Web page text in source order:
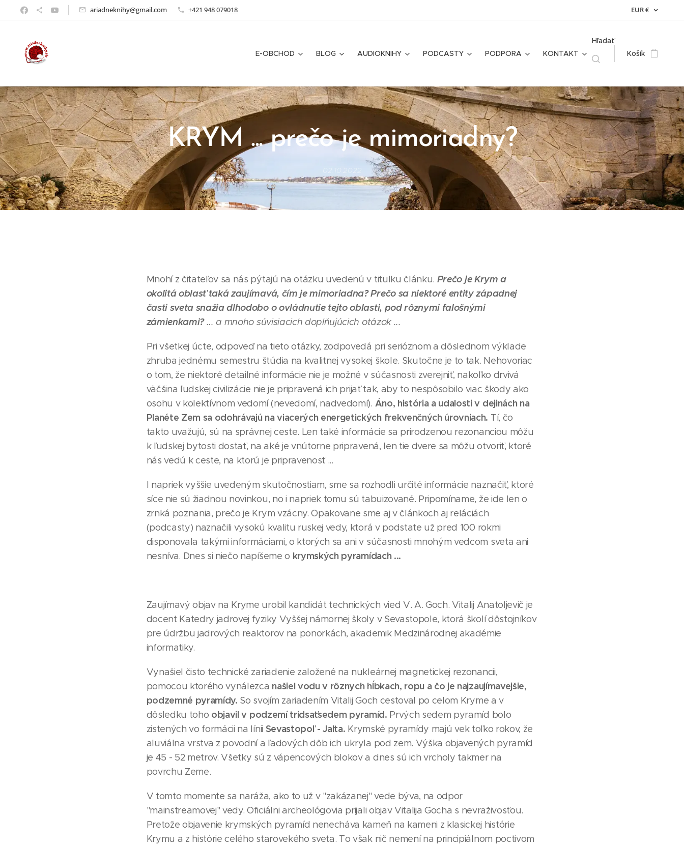
ariadneknihy@gmail.com +421 948 079018 EUR€
E-OBCHOD BLOG AUDIOKNIHY PODCASTY PODPORA KONTAKT
Hľadať
Košík
KRYM ... prečo je mimoriadny?
Mnohí z čitateľov sa nás pýtajú na otázku uvedenú v titulku článku. Prečo je Krym a
okolitá oblasť taká zaujímavá, čím je mimoriadna? Prečo sa niektoré entity západnej
časti sveta snažia dlhodobo o ovládnutie tejto oblasti, pod rôznymi falošnými
zámienkami?... a mnoho súvisiacich doplňujúcich otázok ...
Pri všetkej úcte, odpoveď na tieto otázky, zodpovedá pri serióznom a dôslednom výklade
zhruba jednému semestru štúdia na kvalitnej vysokej škole. Skutočne je to tak. Nehovoriac
o tom, že niektoré detailné informácie nie je možné v súčasnosti zverejniť, nakoľko drvivá
väčšina ľudskej civilizácie nie je pripravená ich prijať tak, aby to nespôsobilo viac škody ako
osohu v kolektívnom vedomí (nevedomí, nadvedomí). Áno, história a udalosti v dejinách na
Planéte Zem sa odohrávajú na viacerých energetických frekvenčných úrovniach. Tí, čo
takto uvažujú, sú na správnej ceste. Len také informácie sa prirodzenou rezonanciou môžu
k ľudskej bytosti dostať, na aké je vnútorne pripravená, len tie dvere sa môžu otvoriť, ktoré
nás vedú k ceste, na ktorú je pripravenosť ...
I napriek vyššie uvedeným skutočnostiam, sme sa rozhodli určité informácie naznačiť, ktoré
síce nie sú žiadnou novinkou, no i napriek tomu sú tabuizované. Pripomíname, že ide len o
zrnká poznania, prečo je Krym vzácny. Opakovane sme aj v článkoch aj reláciách
(podcasty) naznačili vysokú kvalitu ruskej vedy, ktorá v podstate už pred 100 rokmi
disponovala takými informáciami, o ktorých sa ani v súčasnosti mnohým vedcom sveta ani
nesníva. Dnes si niečo napíšeme o krymských pyramídach ...
Zaujímavý objav na Kryme urobil kandidát technických vied V. A. Goch. Vitalij Anatoljevič je
docent Katedry jadrovej fyziky Vyššej námornej školy v Sevastopole, ktorá školí dôstojníkov
pre údržbu jadrových reaktorov na ponorkách, akademik Medzinárodnej akadémie
informatiky.
Vynašiel čisto technické zariadenie založené na nukleárnej magnetickej rezonancii,
pomocou ktorého vynálezca našiel vodu v rôznych hĺbkach, ropu a čo je najzaujímavejšie,
podzemné pyramídy. So svojím zariadením Vitalij Goch cestoval po celom Kryme a v
dôsledku toho objavil v podzemí tridsaťsedem pyramíd. Prvých sedem pyramíd bolo
zistených vo formácii na línii Sevastopoľ - Jalta. Krymské pyramídy majú vek toľko rokov, že
aluviálna vrstva z povodní a ľadových dôb ich ukryla pod zem. Výška objavených pyramíd
je 45 - 52 metrov. Všetky sú z vápencových blokov a dnes sú ich vrcholy takmer na
povrchu Zeme.
V tomto momente sa naráža, ako to už v "zakázanej" vede býva, na odpor
"mainstreamovej" vedy. Oficiálni archeológovia prijali objav Vitalija Gocha s nevraživosťou.
Pretože objavenie krymských pyramíd nenecháva kameň na kameni z klasickej histórie
Krymu a z histórie celého starovekého sveta. To však nič nemení na principiálnom poctivom